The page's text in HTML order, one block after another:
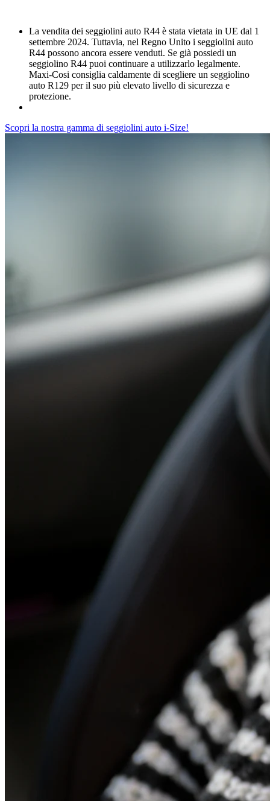
La vendita dei seggiolini auto R44 è stata vietata in UE dal 1
settembre 2024. Tuttavia, nel Regno Unito i seggiolini auto
R44 possono ancora essere venduti. Se già possiedi un
seggiolino R44 puoi continuare a utilizzarlo legalmente.
Maxi-Cosi consiglia caldamente di scegliere un seggiolino
auto R129 per il suo più elevato livello di sicurezza e
protezione.
Scopri la nostra gamma di seggiolini auto i-Size!